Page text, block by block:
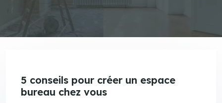
5 conseils pour créer un espace
bureau chez vous